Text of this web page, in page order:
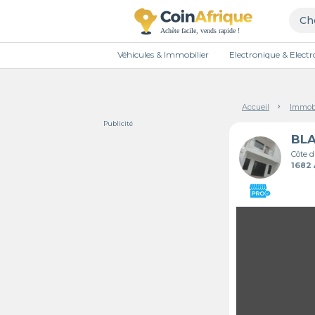
Véhicules & Immobilier Electronique &
Accueil
Publicité
Côte
1682